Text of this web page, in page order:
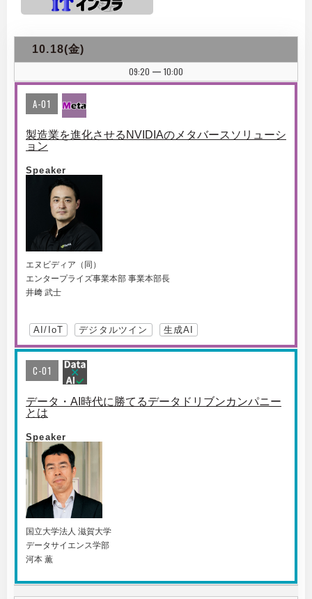
10.18(金)
09:20
| 10:00
A-01
製造業を進化させるNVIDIAのメタバースソリューシ
ョン
Speaker
エヌビディア（同）
エンタープライズ事業本部 事業本部長
井﨑 武士
AI/IoT デジタルツイン 生成AI
C-01
データ・AI時代に勝てるデータドリブンカンパニー
とは
Speaker
国⽴⼤学法⼈ 滋賀⼤学
データサイエンス学部
河本 薫